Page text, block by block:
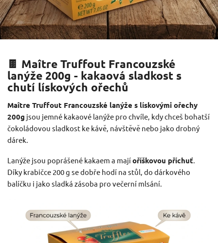
🍫 Maître Truffout Francouzské
lanýže 200g - kakaová sladkost s
chutí lískových ořechů
Maître Truffout Francouzské lanýže s lískovými ořechy
200g jsou jemné kakaové lanýže pro chvíle, kdy chceš bohatší
čokoládovou sladkost ke kávě, návštěvě nebo jako drobný
dárek.
Lanýže jsou poprášené kakaem a majíoříškovou příchuť.
Díky krabičce 200 g se dobře hodí na stůl, do dárkového
balíčku i jako sladká zásoba pro večerní mlsání.